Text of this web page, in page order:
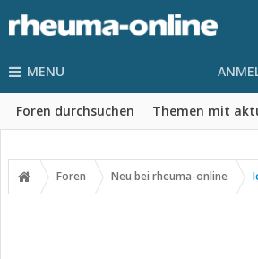
MENU
Foren durchsuchen Themen mit
Foren Neu bei rheuma-online